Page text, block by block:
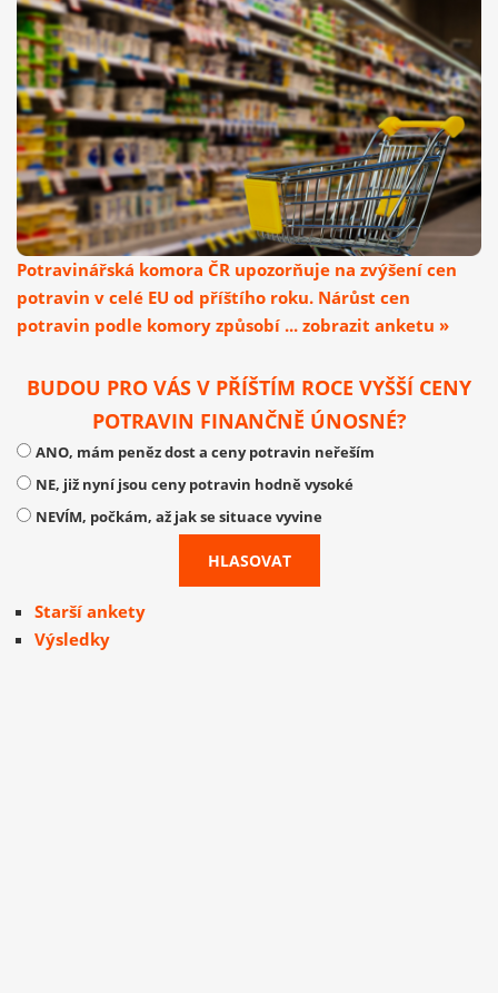
Potravinářská komora ČR upozorňuje na zvýšení cen
potravin v celé EU od příštího roku. Nárůst cen
potravin podle komory způsobí ... zobrazit anketu »
BUDOU PRO VÁS V PŘÍŠTÍM ROCE VYŠŠÍ CENY
POTRAVIN FINANČNĚ ÚNOSNÉ?
ANO, mám peněz dost a ceny potravin neřeším
NE, již nyní jsou ceny potravin hodně vysoké
NEVÍM, počkám, až jak se situace vyvine
Starší ankety
Výsledky